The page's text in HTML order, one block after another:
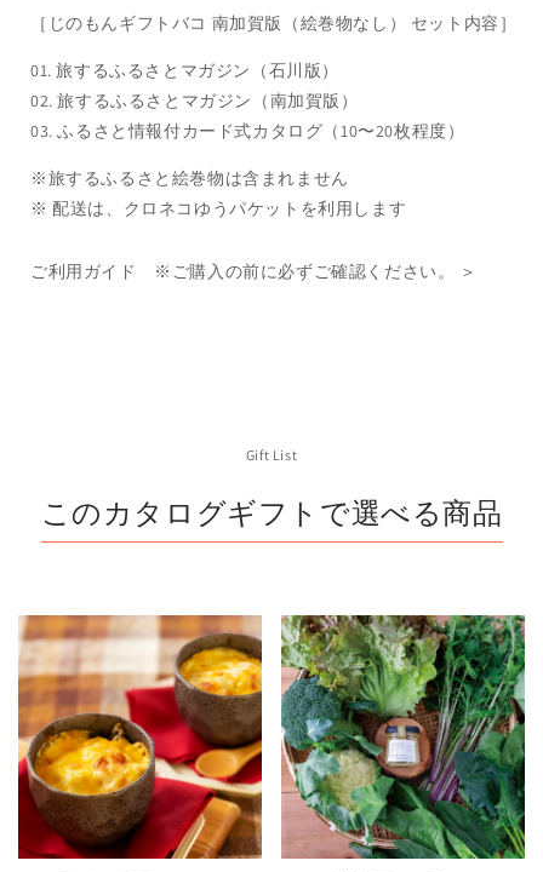
冷
＞
の
数
を
減
す
冷
＞
の
数
を
増
す
［じのもんギフトバコ 南加賀版（絵巻物なし） セット内容］
01. 旅するふるさとマガジン（石川版）
02. 旅するふるさとマガジン（南加賀版）
03. ふるさと情報付カード式カタログ（10〜20枚程度）
※旅するふるさと絵巻物は含まれません
※ 配送は、クロネコゆうパケットを利用します
ご利用ガイド ※ご購入の前に必ずご確認ください。 ＞
Gift List
このカタログギフトで選べる商品